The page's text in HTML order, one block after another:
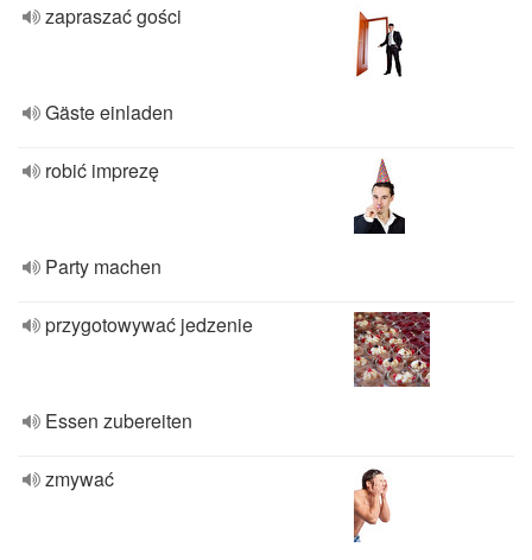
zapraszać gości
Gäste einladen
robić imprezę
Party machen
przygotowywać jedzenie
Essen zubereiten
zmywać